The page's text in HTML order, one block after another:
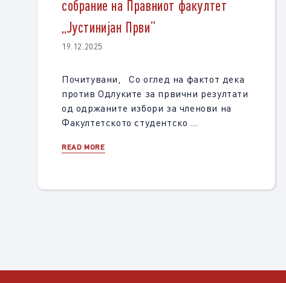
собрание на Правниот факултет
„Јустинијан Први“
19.12.2025
Почитувани, Со оглед на фактот дека
против Одлуките за првични резултати
од одржаните избори за членови на
Факултетското студентско …
READ MORE